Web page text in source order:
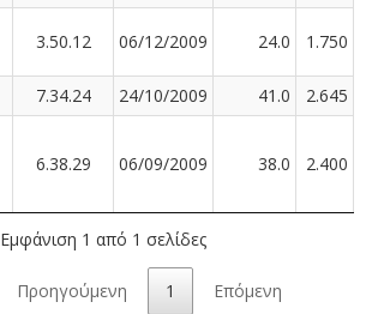
3.50.12 06/12/2009 24.0 1.750
7.34.24 24/10/2009 41.0
2.645
6.38.29 06/09/2009 38.0 2.400
Εμφάνιση 1 από 1 σελίδες
Προηγούμενη 1 Επόμενη